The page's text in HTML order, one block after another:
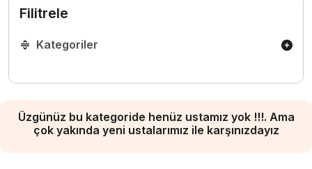
Filitrele
Kategoriler
Üzgünüz bu kategoride henüz ustamız yok !!!. Ama
çok yakında yeni ustalarımız ile karşınızdayız